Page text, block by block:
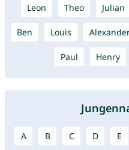
Leon Theo Julian
Ben Louis
Paul Henry
A B C D E